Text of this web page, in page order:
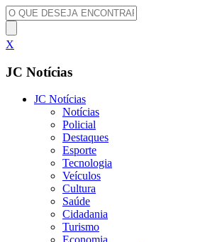
X
JC Notícias
JC Notícias
Notícias
Policial
Destaques
Esporte
Tecnologia
Veículos
Cultura
Saúde
Cidadania
Turismo